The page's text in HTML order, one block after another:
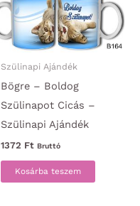
Szülinapi Ajándék
Bögre – Boldog
Szülinapot Cicás –
Szülinapi Ajándék
1372 Ft Bruttó
Kosárba teszem